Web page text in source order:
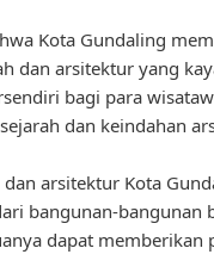
Kota Gundaling
dan arsitektur yang
bagi para
dan keindahan
dan arsitektur Kota
bangunan-bangunan
dapat memberikan